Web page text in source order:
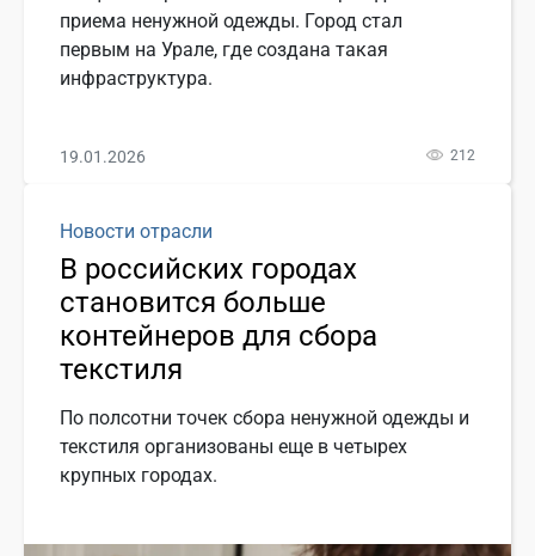
приема ненужной одежды. Город стал
первым на Урале, где создана такая
инфраструктура.
19.01.2026 212
Новости отрасли
В российских городах
становится больше
контейнеров для сбора
текстиля
По полсотни точек сбора ненужной одежды и
текстиля организованы еще в четырех
крупных городах.